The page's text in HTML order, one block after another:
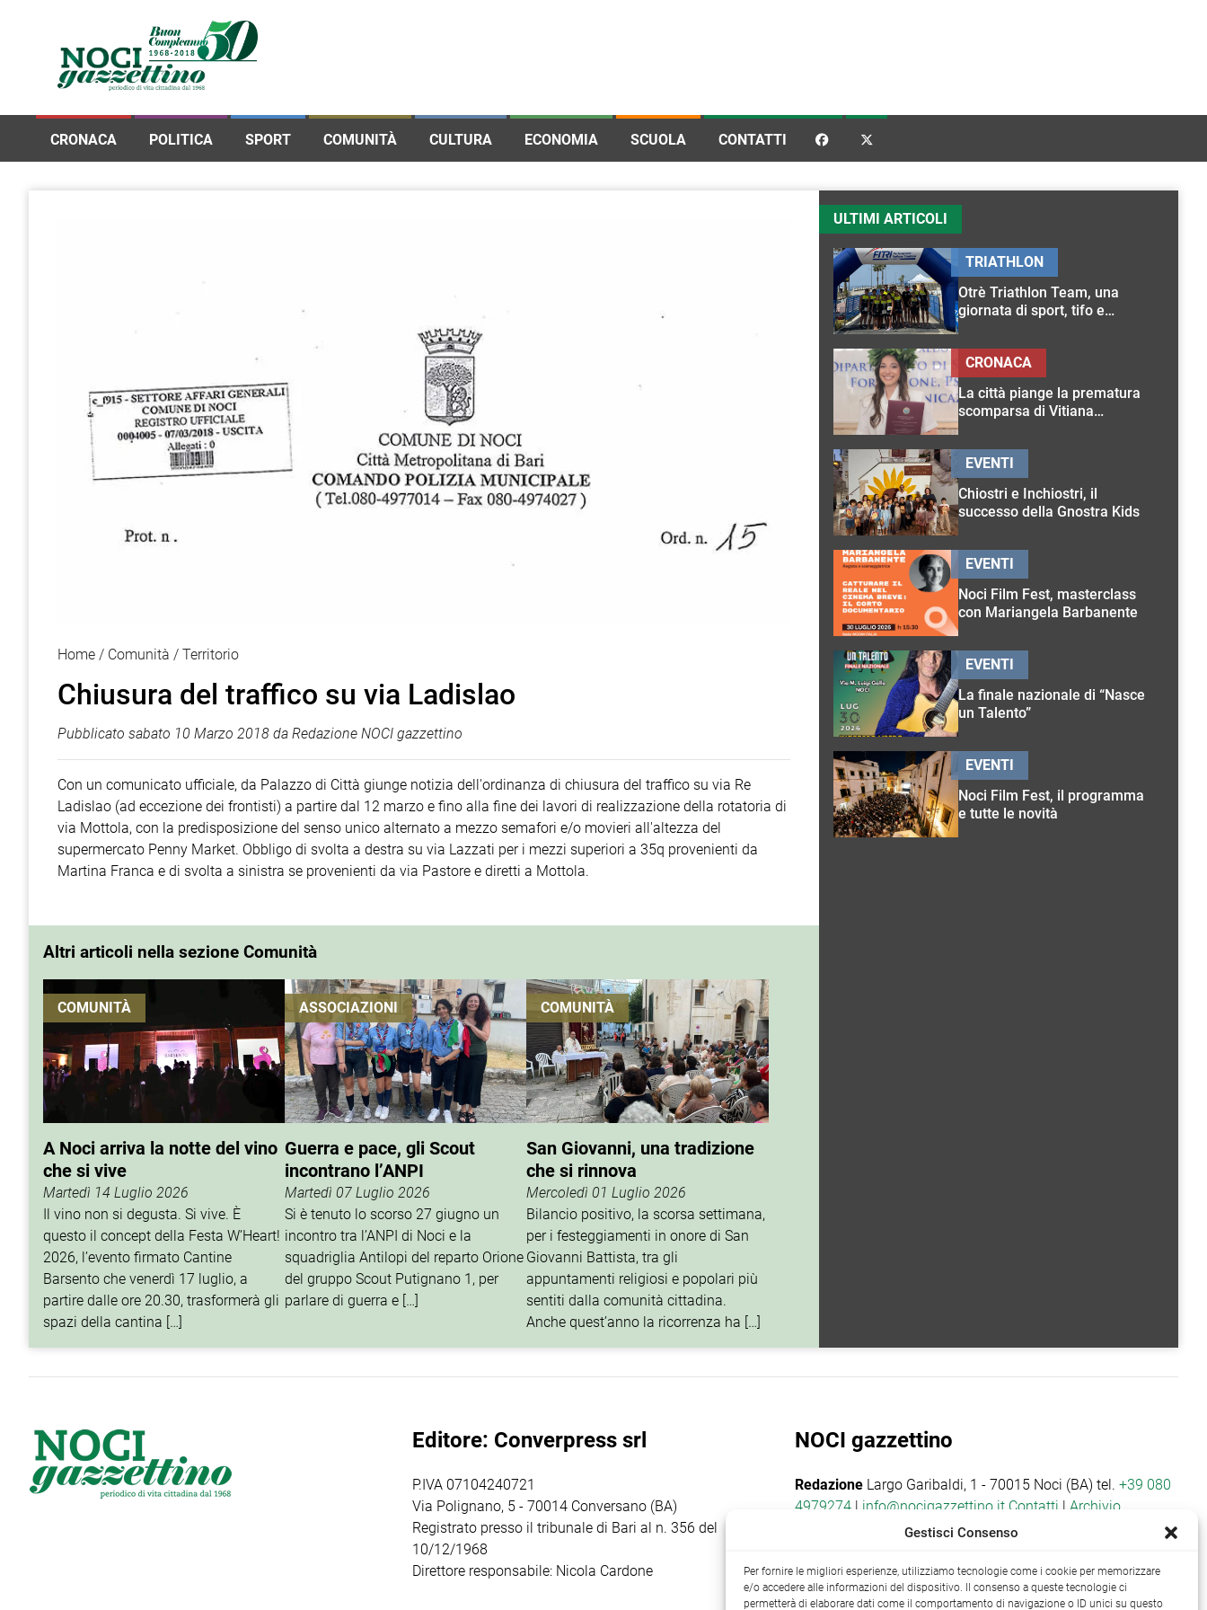
CRONACA POLITICA SPORT COMUNITÀ CULTURA ECONOMIA SCUOLA CONTATTI  
Home Comunità Territorio
Chiusura del traffico su via Ladislao
Pubblicato sabato 10 Marzo 2018 da Redazione NOCI gazzettino
Con un comunicato ufficiale, da Palazzo di Città giunge notizia dell'ordinanza di chiusura del traffico su via Re
Ladislao (ad eccezione dei frontisti) a partire dal 12 marzo e fino alla fine dei lavori di realizzazione della rotatoria di
via Mottola, con la predisposizione del senso unico alternato a mezzo semafori e/o movieri all'altezza del
supermercato Penny Market. Obbligo di svolta a destra su via Lazzati per i mezzi superiori a 35q provenienti da
Martina Franca e di svolta a sinistra se provenienti da via Pastore e diretti a Mottola.
Altri articoli nella sezione Comunità
COMUNITÀ
A Noci arriva la notte del vino
che si vive
Martedì 14 Luglio 2026
Il vino non si degusta. Si vive. È
questo il concept della Festa W’Heart!
2026, l’evento firmato Cantine
Barsento che venerdì 17 luglio, a
partire dalle ore 20.30, trasformerà gli
spazi della cantina […]
ASSOCIAZIONI
Guerra e pace, gli Scout
incontrano l’ANPI
Martedì 07 Luglio 2026
Si è tenuto lo scorso 27 giugno un
incontro tra l’ANPI di Noci e la
squadriglia Antilopi del reparto Orione
del gruppo Scout Putignano 1, per
parlare di guerra e […]
COMUNITÀ
San Giovanni, una tradizione
che si rinnova
Mercoledì 01 Luglio 2026
Bilancio positivo, la scorsa settimana,
per i festeggiamenti in onore di San
Giovanni Battista, tra gli
appuntamenti religiosi e popolari più
sentiti dalla comunità cittadina.
Anche quest’anno la ricorrenza ha […]
ULTIMI ARTICOLI
Otrè Triathlon Team, una
giornata di sport, tifo e
TRIATHLON
La città piange la prematura
scomparsa di Vitiana
CRONACA
Chiostri e Inchiostri, il
successo della Gnostra Kids
EVENTI
Noci Film Fest, masterclass
con Mariangela Barbanente
EVENTI
La finale nazionale di “Nasce
un Talento”
EVENTI
Noci Film Fest, il programma
e tutte le novità
EVENTI
Editore: Converpress srl
P.IVA 07104240721
Via Polignano, 5 - 70014 Conversano (BA)
Registrato presso il tribunale di Bari al n. 356 del
10/12/1968
Direttore responsabile: Nicola Cardone
NOCI gazzettino
Redazione Largo Garibaldi, 1 - 70015 Noci (BA) tel.+39 080
4979274 | info@nocigazzettino.it Contatti | Archivio
Gestisci Consenso
Per fornire le migliori esperienze, utilizziamo tecnologie come i cookie per memorizzare
e/o accedere alle informazioni del dispositivo. Il consenso a queste tecnologie ci
permetterà di elaborare dati come il comportamento di navigazione o ID unici su questo